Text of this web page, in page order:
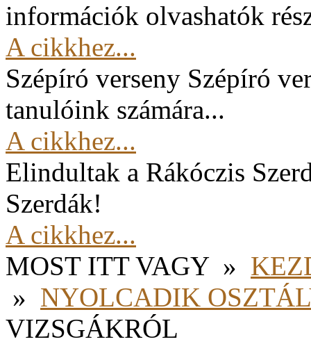
információk olvashatók
A cikkhez...
Szépíró verseny Szépíró
tanulóink számára...
A cikkhez...
Elindultak a Rákóczis
Szerdák!
A cikkhez...
MOST ITT VAGY »
» NYOLCADIK
VIZSGÁKRÓL